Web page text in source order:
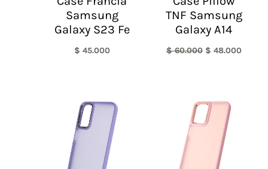
Samsung
Galaxy S23 Fe
$ 45.000
TNF Samsung
Galaxy A14
$60.000 $ 48.000